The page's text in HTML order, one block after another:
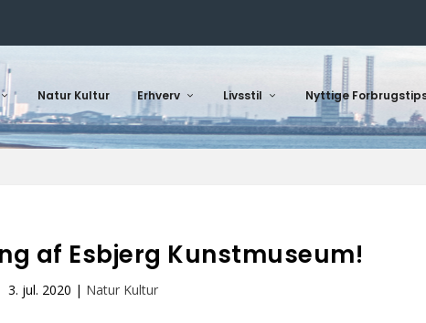
Natur Kultur Erhverv Livsstil Nyttige
af Esbjerg Kunstmuseum!
3. jul. 2020 | Natur Kultur